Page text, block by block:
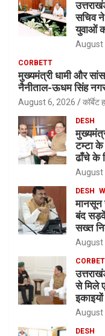
सचिव ने
युवाओं
August
CORBETT
मुख्यमंत्री धामी और
नैनीताल-ऊधम सिंह नगर
August 6, 2026
DESH
टम्टा
ढाँचे के
August
DESH
मानसून
बंद
सख्त
August
से मिले
August
DESH